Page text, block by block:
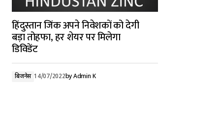
हिंदुस्तान जिंक अपने निवेशकों को देगी
बड़ा तोहफा, हर शेयर पर मिलेगा
डिविडेंट
बिजनेस 14/07/2022byAdmin K